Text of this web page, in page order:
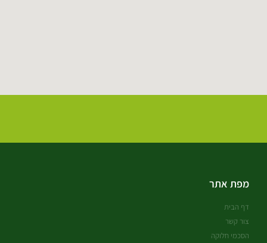
מפת אתר
דף הבית
צור קשר
הסכמי חלוקה